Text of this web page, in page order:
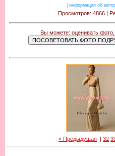
информация об
Просмотров: 4866 |
Вы можете: оценивать
« Предыдущая | 32